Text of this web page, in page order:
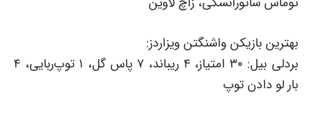
بهترین بازیکن واشنگتن ویزاردز:
بردلی بیل: ۳۰ امتیاز، ۴ ریباند، ۷ پاس گل، ۱ توپ‌ربایی، ۴
بار لو دادن توپ